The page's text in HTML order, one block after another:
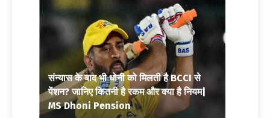
संन्यास के बाद भी धोनी को मिलती है BCCI से
पेंशन? जानिए कितनी है रकम और क्या है नियम|
MS Dhoni Pension